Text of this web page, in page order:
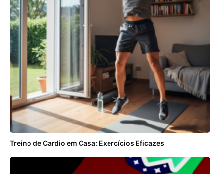
Treino de Cardio em Casa: Exercícios Eficazes